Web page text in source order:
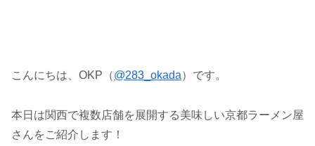
こんにちは、OKP（@283_okada）です。
本日は関西で複数店舗を展開する美味しい京都ラーメン屋
さんをご紹介します！